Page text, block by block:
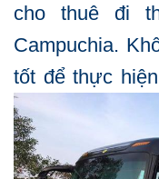
cho thuê đi
Campuchia.
tốt để thực